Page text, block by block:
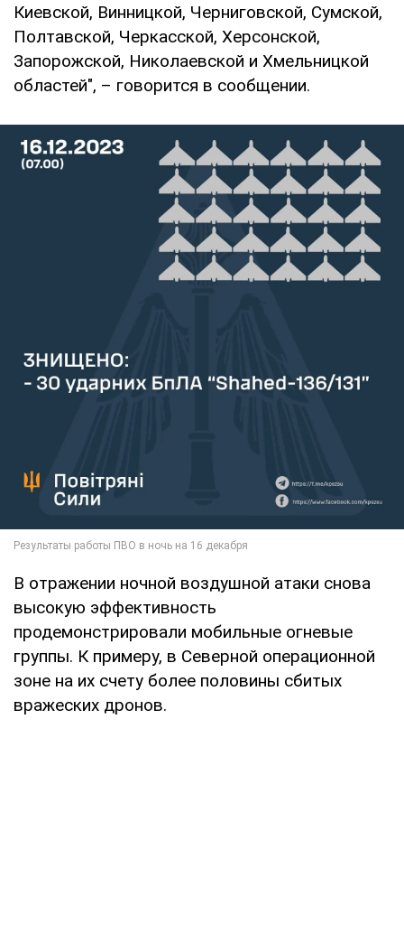
Киевской, Винницкой, Черниговской, Сумской,
Полтавской, Черкасской, Херсонской,
Запорожской, Николаевской и Хмельницкой
областей", – говорится в сообщении.
В отражении ночной воздушной атаки снова
высокую эффективность
продемонстрировали мобильные огневые
группы. К примеру, в Северной операционной
зоне на их счету более половины сбитых
вражеских дронов.